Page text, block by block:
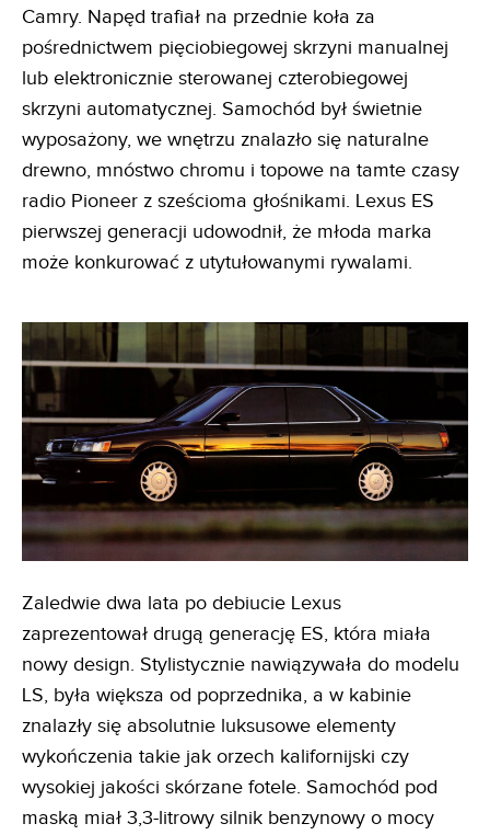
Camry. Napęd trafiał na przednie koła za
pośrednictwem pięciobiegowej skrzyni manualnej
lub elektronicznie sterowanej czterobiegowej
skrzyni automatycznej. Samochód był świetnie
wyposażony, we wnętrzu znalazło się naturalne
drewno, mnóstwo chromu i topowe na tamte czasy
radio Pioneer z sześcioma głośnikami. Lexus ES
pierwszej generacji udowodnił, że młoda marka
może konkurować z utytułowanymi rywalami.
Zaledwie dwa lata po debiucie Lexus
zaprezentował drugą generację ES, która miała
nowy design. Stylistycznie nawiązywała do modelu
LS, była większa od poprzednika, a w kabinie
znalazły się absolutnie luksusowe elementy
wykończenia takie jak orzech kalifornijski czy
wysokiej jakości skórzane fotele. Samochód pod
maską miał 3,3-litrowy silnik benzynowy o mocy